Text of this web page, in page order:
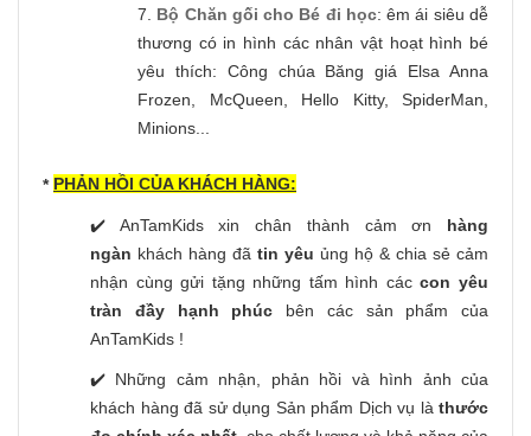
7. Bộ Chăn gối cho Bé đi học: êm ái siêu dễ
thương có in hình các nhân vật hoạt hình bé
yêu thích: Công chúa Băng giá Elsa Anna
Frozen, McQueen, Hello Kitty, SpiderMan,
Minions...
* PHẢN HỒI CỦA KHÁCH HÀNG:
✔️ AnTamKids xin chân thành cảm ơn hàng
ngàn khách hàng đã tin yêu ủng hộ & chia sẻ cảm
nhận cùng gửi tặng những tấm hình cáccon yêu
tràn đầy hạnh phúc bên các sản phẩm của
AnTamKids !
✔️ Những cảm nhận, phản hồi và hình ảnh của
khách hàng đã sử dụng Sản phẩm Dịch vụ là thước